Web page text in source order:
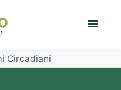
Circadiani